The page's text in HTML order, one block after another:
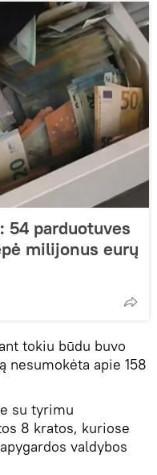
54 parduotuves
milijonus eurų
tokiu būdu buvo
nesumokėta apie 158
su tyrimu
8 kratos, kuriose
valdybos